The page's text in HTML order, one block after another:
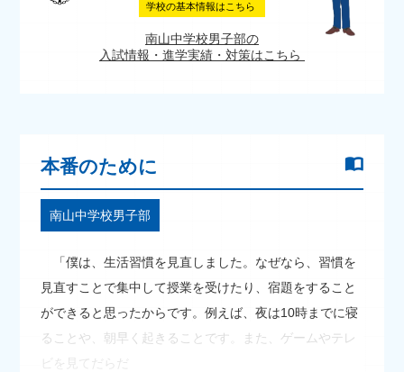
学校の基本情報はこちら
南山中学校男子部の
入試情報・進学実績・対策はこちら
本番のために
南山中学校男子部
「僕は、生活習慣を見直しました。なぜなら、習慣を
見直すことで集中して授業を受けたり、宿題をすること
ができると思ったからです。例えば、夜は10時までに寝
ることや、朝早く起きることです。また、ゲームやテレ
ビを見てだらだ